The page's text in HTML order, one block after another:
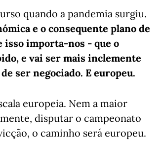
quando a pandemia surgiu.
e o consequente plano de
isso importa-nos - que o
e vai ser mais inclemente
ser negociado. E europeu.
europeia. Nem a maior
disputar o campeonato
o caminho será europeu.